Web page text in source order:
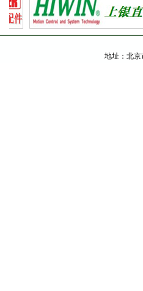
地址：北京